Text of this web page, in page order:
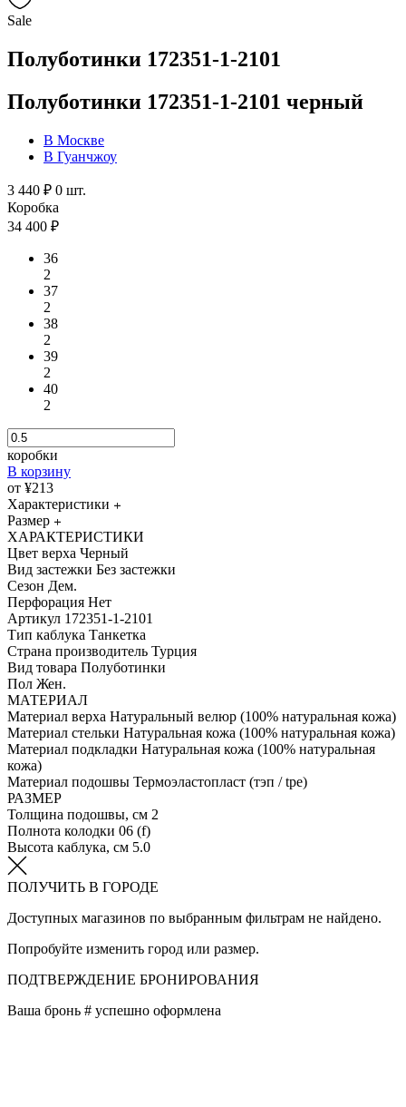
Sale
Полуботинки 172351-1-2101
Полуботинки 172351-1-2101 черный
В Москве
В Гуанчжоу
3 440 ₽ 0 шт.
Коробка
34 400 ₽
36
2
37
2
38
2
39
2
40
2
коробки
В корзину
от ¥213
Характеристики
Размер
ХАРАКТЕРИСТИКИ
Цвет верха Черный
Вид застежки Без застежки
Сезон Дем.
Перфорация Нет
Артикул 172351-1-2101
Тип каблука Танкетка
Страна производитель Турция
Вид товара Полуботинки
Пол Жен.
МАТЕРИАЛ
Материал верха Натуральный велюр (100% натуральная кожа)
Материал стельки Натуральная кожа (100% натуральная кожа)
Материал подкладки Натуральная кожа (100% натуральная
кожа)
Материал подошвы Термоэластопласт (тэп / tpe)
РАЗМЕР
Толщина подошвы, см 2
Полнота колодки 06 (f)
Высота каблука, см 5.0
ПОЛУЧИТЬ В ГОРОДЕ
Доступных магазинов по выбранным фильтрам не найдено.
Попробуйте изменить город или размер.
ПОДТВЕРЖДЕНИЕ БРОНИРОВАНИЯ
Ваша бронь # успешно оформлена